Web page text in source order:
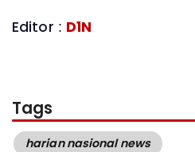
Editor : D1N
Tags
harian nasional news